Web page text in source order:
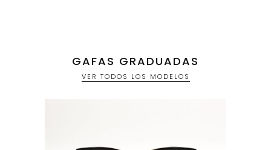
GAFAS GRADUADAS
VER TODOS LOS MODELOS